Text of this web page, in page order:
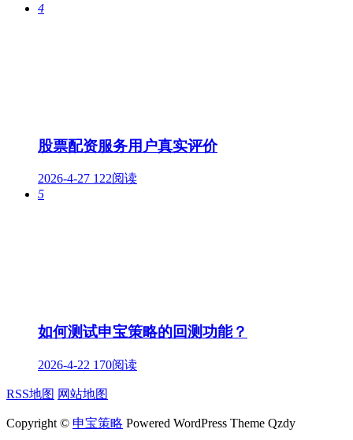
4
股票配资服务用户真实评价
2026-4-27 122阅读
5
如何测试申宝策略的回测功能？
2026-4-22 170阅读
RSS地图 网站地图
Copyright © 申宝策略 Powered WordPress Theme Qzdy